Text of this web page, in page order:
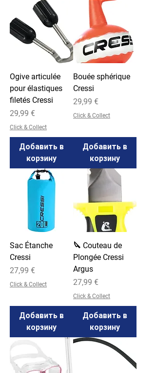
Ogive articulée
pour élastiques
filetés Cressi
Цена
29,99 €
Click & Collect
Добавить в
корзину
Bouée sphérique
Cressi
Цена
29,99 €
Click & Collect
Добавить в
корзину
Sac Étanche
Cressi
Цена
27,99 €
Click & Collect
Добавить в
корзину
🔪 Couteau de
Plongée Cressi
Argus
Цена
27,99 €
Click & Collect
Добавить в
корзину